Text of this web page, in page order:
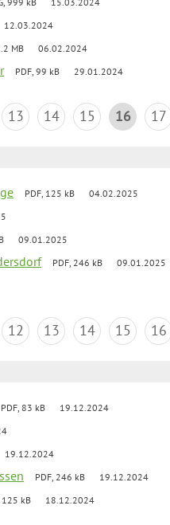
12.03.2024
MB 06.02.2024
PDF, 99 kB 29.01.2024
13 14 15 16 17
PDF, 125 kB 04.02.2025
09.01.2025
PDF, 246 kB 09.01.2025
12 13 14 15 16
PDF, 83 kB 19.12.2024
19.12.2024
PDF, 246 kB 19.12.2024
125 kB 18.12.2024